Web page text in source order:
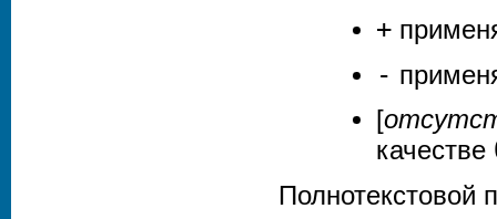
+
-
[
качестве
Полнотекстовой